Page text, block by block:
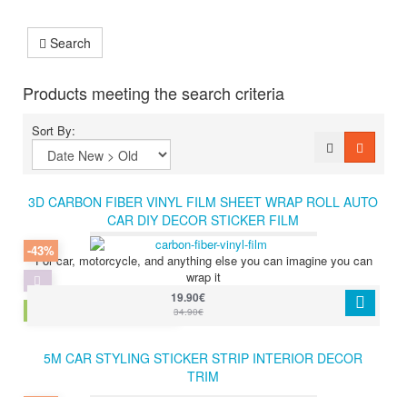
Search
Products meeting the search criteria
Sort By:
3D CARBON FIBER VINYL FILM SHEET WRAP ROLL AUTO
CAR DIY DECOR STICKER FILM
For car, motorcycle, and anything else you can imagine you can
wrap it
-43%
19.90€
34.90€
5M CAR STYLING STICKER STRIP INTERIOR DECOR
TRIM